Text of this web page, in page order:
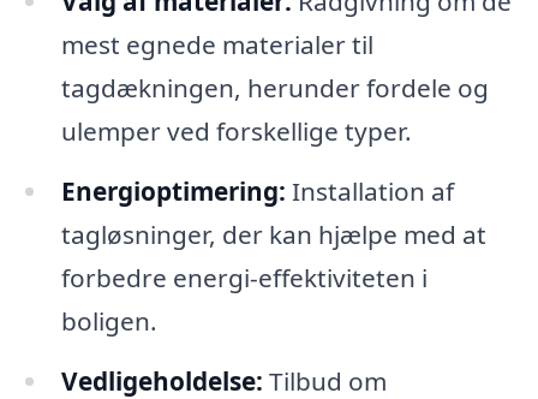
mest egnede materialer til
tagdækningen, herunder fordele og
ulemper ved forskellige typer.
Energioptimering: Installation af
tagløsninger, der kan hjælpe med at
forbedre energi-effektiviteten i
boligen.
Vedligeholdelse: Tilbud om